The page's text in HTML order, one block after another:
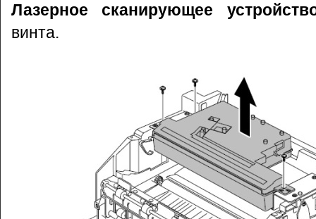
Лазерное сканирующее
винта.